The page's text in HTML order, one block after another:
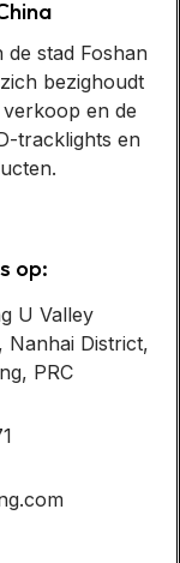
de stad Foshan
bezighoudt
en de
tracklights en
op:
U Valley
Nanhai District,
PRC